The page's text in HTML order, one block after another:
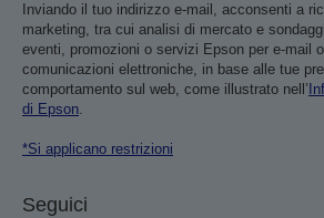
Inviando il tuo indirizzo e-mail, acconsenti a
marketing, tra cui analisi di mercato e
eventi, promozioni o servizi Epson per e-mail
comunicazioni elettroniche, in base alle tue
comportamento sul web, come illustrato nell’
di Epson.
*Si applicano restrizioni
Seguici